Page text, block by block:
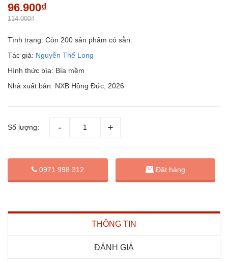
96.900₫
114.000₫
Tình trạng: Còn 200 sản phẩm có sẵn.
Tác giả: Nguyễn Thế Long
Hình thức bìa: Bìa mềm
Nhà xuất bản: NXB Hồng Đức, 2026
Số lượng:
0971 998 312 Đặt hàng
THÔNG TIN
ĐÁNH GIÁ